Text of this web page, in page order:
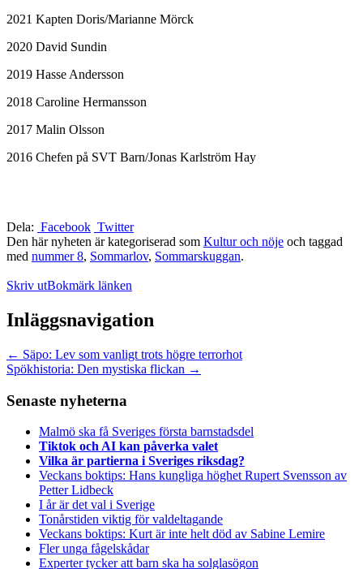
2021 Kapten Doris/Marianne Mörck
2020 David Sundin
2019 Hasse Andersson
2018 Caroline Hermansson
2017 Malin Olsson
2016 Chefen på SVT Barn/Jonas Karlström Hay
Dela: Facebook Twitter
Den här nyheten är kategoriserad som Kultur och nöje och taggad
med nummer 8, Sommarlov, Sommarskuggan.
Skriv utBokmärk länken
Inläggsnavigation
← Säpo: Lev som vanligt trots högre terrorhot
Spökhistoria: Den mystiska flickan →
Senaste nyheterna
Malmö ska få Sveriges första barnstadsdel
Tiktok och AI kan påverka valet
Vilka är partierna i Sveriges riksdag?
Veckans boktips: Hans kungliga höghet Rupert Svensson av
Petter Lidbeck
I år är det val i Sverige
Tonårstiden viktig för valdeltagande
Veckans boktips: Kurt är inte helt död av Sabine Lemire
Fler unga fågelskådar
Experter tycker att barn ska ha solglasögon